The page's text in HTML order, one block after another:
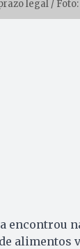
legal /
encontrou
alimentos